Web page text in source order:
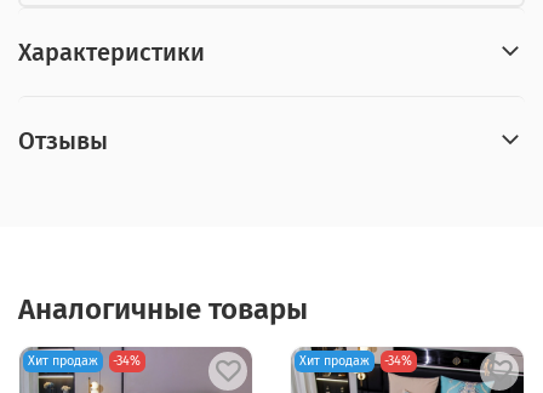
Характеристики
Отзывы
Аналогичные товары
Хит продаж -34% Хит продаж -34%